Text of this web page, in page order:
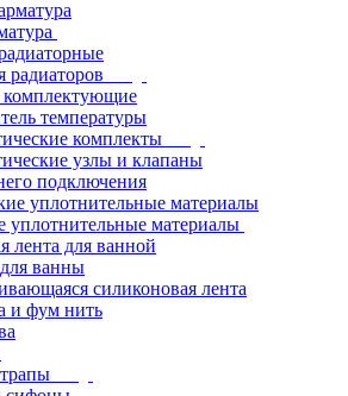
радиаторов
температуры
комплекты
узлы и клапаны
подключения
уплотнительные материалы
лента для ванной
ванны
силиконовая лента
и фум нить